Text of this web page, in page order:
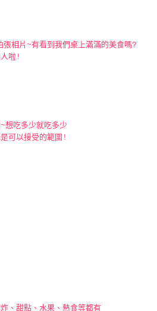
相片~有看到我們桌上滿滿的美食嗎?
啦!
想吃多少就吃多少
可以接受的範圍!
、甜點、水果、熱食等都有